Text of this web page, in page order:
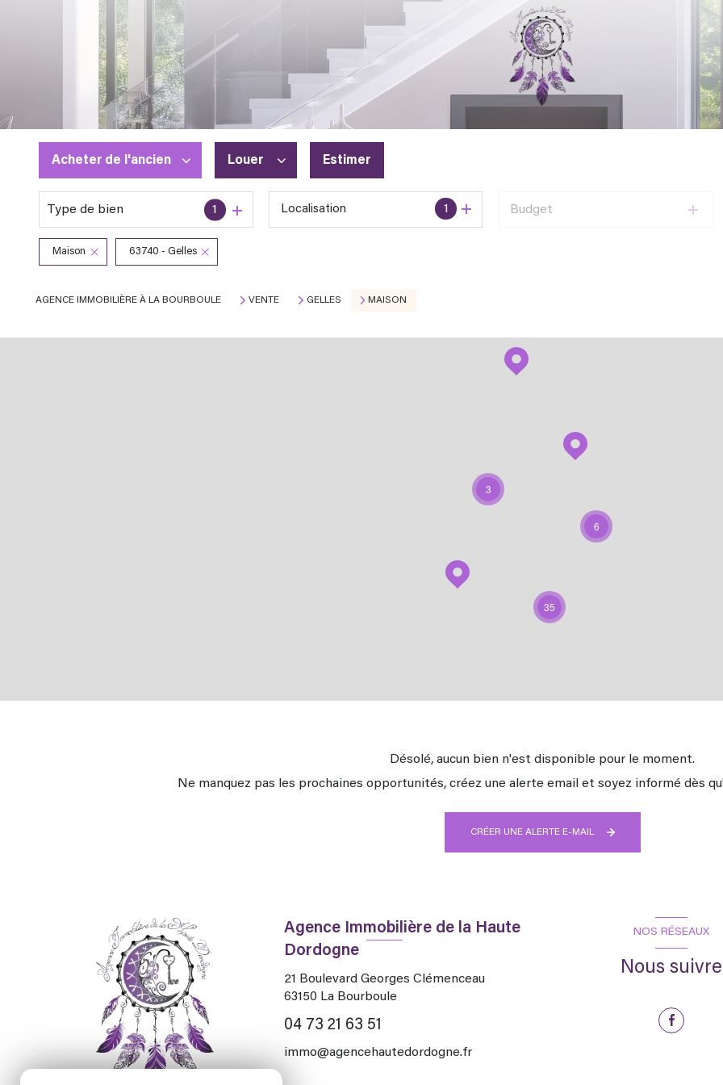
Acheter de l'ancien
De l'ancien
Louer
à l'année
Estimer
Type de bien 1 1
Localisation Budget
Maison 63740 - Gelles
AGENCE IMMOBILIÈRE À LA BOURBOULE VENTE GELLES MAISON
3
6
35
Désolé, aucun bien n'est disponible pour le moment.
Ne manquez pas les prochaines opportunités, créez une alerte email et soyez informé dès
CRÉER UNE ALERTE E-MAIL
Agence Immobilière de la Haute
Dordogne
21 Boulevard Georges Clémenceau
63150 La Bourboule
04 73 21 63 51
immo@agencehautedordogne.fr
NOS RÉSEAUX
Nous suivre